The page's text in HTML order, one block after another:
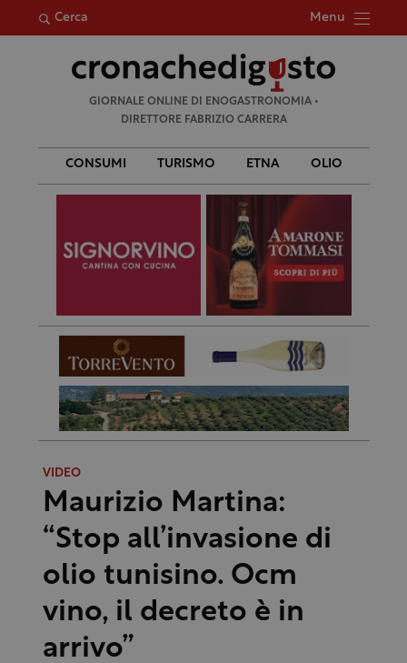
Cerca Menu
per:
GIORNALE ONLINE DI ENOGASTRONOMIA •
DIRETTORE FABRIZIO CARRERA
CONSUMI TURISMO ETNA OLIO
VIDEO
Maurizio Martina:
“Stop all’invasione di
olio tunisino. Ocm
vino, il decreto è in
arrivo”